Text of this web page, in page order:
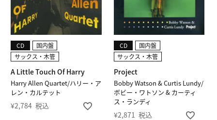
Harry Allen Quartet/ハリー・ア
レン・カルテット
A Little Touch Of Harry
CD
国内盤
サックス・木管
¥2,784 税込
Bobby Watson & Curtis Lundy/
ボビー・ワトソン & カーティ
ス・ランディ
Project
CD
国内盤
サックス・木管
¥2,871 税込